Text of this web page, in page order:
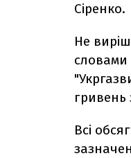
Сіренко.
Не
словами
гривень
Всі